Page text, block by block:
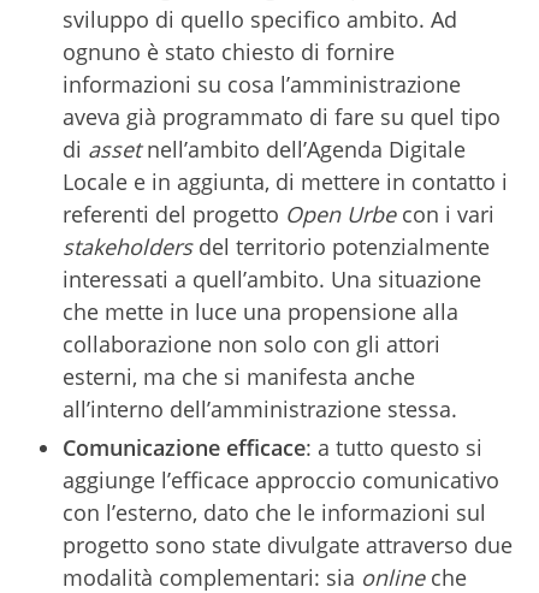
sviluppo di quello specifico ambito. Ad
ognuno è stato chiesto di fornire
informazioni su cosa l’amministrazione
aveva già programmato di fare su quel tipo
di assetnell’ambito dell’Agenda Digitale
Locale e in aggiunta, di mettere in contatto i
referenti del progetto Open Urbecon i vari
stakeholdersdel territorio potenzialmente
interessati a quell’ambito. Una situazione
che mette in luce una propensione alla
collaborazione non solo con gli attori
esterni, ma che si manifesta anche
all’interno dell’amministrazione stessa.
Comunicazione efficace: a tutto questo si
aggiunge l’efficace approccio comunicativo
con l’esterno, dato che le informazioni sul
progetto sono state divulgate attraverso due
modalità complementari: sia onlineche